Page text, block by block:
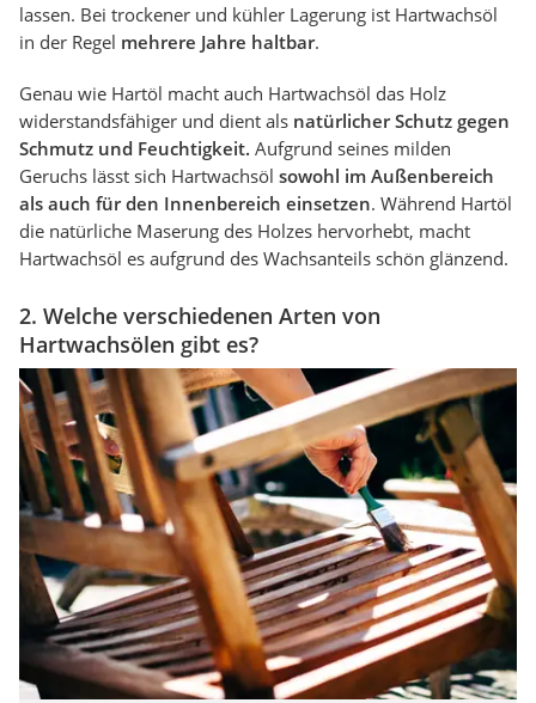
lassen. Bei trockener und kühler Lagerung ist Hartwachsöl
in der Regel mehrere Jahre haltbar.
Genau wie Hartöl macht auch Hartwachsöl das Holz
widerstandsfähiger und dient als natürlicher Schutz gegen
Schmutz und Feuchtigkeit. Aufgrund seines milden
Geruchs lässt sich Hartwachsöl sowohl im Außenbereich
als auch für den Innenbereich einsetzen. Während Hartöl
die natürliche Maserung des Holzes hervorhebt, macht
Hartwachsöl es aufgrund des Wachsanteils schön glänzend.
2. Welche verschiedenen Arten von
Hartwachsölen gibt es?